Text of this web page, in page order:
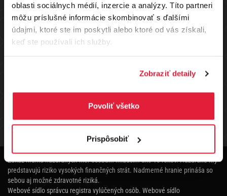
oblasti sociálnych médií, inzercie a analýzy. Títo partneri
môžu príslušné informácie skombinovať s ďalšími
údajmi, ktoré ste im poskytli alebo ktoré od vás získali,
keď ste používali ich služby.
Zobraziť detaily
Povoliť všetko
Prispôsobiť
Vyhraj vstup doSPL STARTERturnaja a zabojuj o tisíce eur už za
pár drobných!
Zákaz hrania hazardných hier osobám mladším ako 18 rokov. Hazardné hry
predstavujú riziko vysokých finančných strát. Nadmerné hranie prináša so
sebou aj možné zdravotné riziká.
Webové sídlo správcu registra vylúčených osôb. Webové sídlo